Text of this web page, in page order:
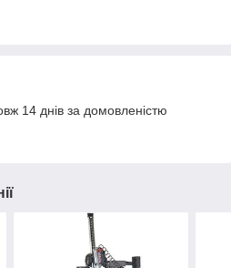
14 днів за домовленістю